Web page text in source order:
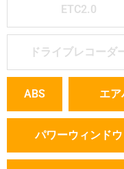
ETC2.0
ドライブレコーダ
ABS エ
パワーウィンドウ